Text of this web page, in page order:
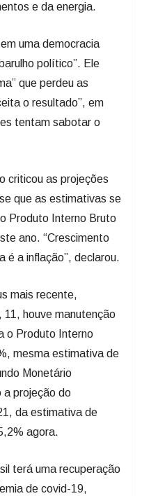
e da energia.
uma democracia
político”. Ele
que perdeu as
o resultado”, em
tentam sabotar o
criticou as projeções
que as estimativas se
Produto Interno Bruto
ano. “Crescimento
é a inflação”, declarou.
mais recente,
houve manutenção
o Produto Interno
mesma estimativa de
Monetário
a projeção do
da estimativa de
agora.
terá uma recuperação
de covid-19,